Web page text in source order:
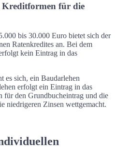
Kreditformen für die
bis 30.000 Euro bietet sich der
Ratenkredites an. Bei dem
kein Eintrag in das
es sich, ein Baudarlehen
erfolgt ein Eintrag in das
für den Grundbucheintrag und die
niedrigeren Zinsen wettgemacht.